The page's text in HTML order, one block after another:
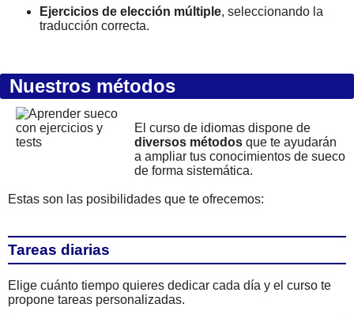
Ejercicios de elección múltiple, seleccionando la
traducción correcta.
Nuestros métodos
El curso de idiomas dispone de
diversos métodos que te ayudarán
a ampliar tus conocimientos de sueco
de forma sistemática.
Estas son las posibilidades que te ofrecemos:
Tareas diarias
Elige cuánto tiempo quieres dedicar cada día y el curso te
propone tareas personalizadas.